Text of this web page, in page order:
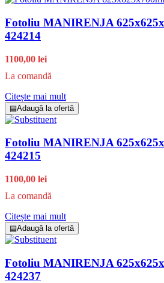
Fotoliu MANIRENJA
424214
1100,00 lei
La comandă
Citește mai mult
▤Adaugă la ofertă
Fotoliu MANIRENJA
424215
1100,00 lei
La comandă
Citește mai mult
▤Adaugă la ofertă
Fotoliu MANIRENJA
424237